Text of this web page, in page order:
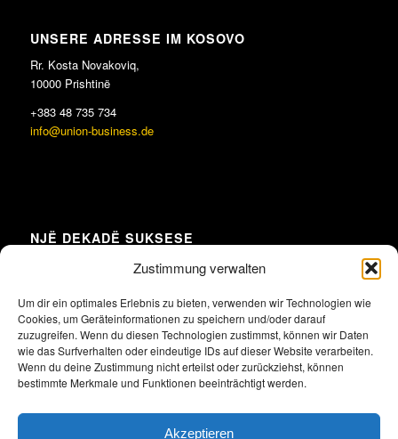
Zustimmung verwalten
Um dir ein optimales Erlebnis zu bieten, verwenden wir Technologien wie
Cookies, um Geräteinformationen zu speichern und/oder darauf
zuzugreifen. Wenn du diesen Technologien zustimmst, können wir Daten
wie das Surfverhalten oder eindeutige IDs auf dieser Website verarbeiten.
Wenn du deine Zustimmung nicht erteilst oder zurückziehst, können
bestimmte Merkmale und Funktionen beeinträchtigt werden.
Akzeptieren
UNSERE ADRESSE IM KOSOVO
Rr. Kosta Novakoviq,
10000 Prishtinë
+383 48 735 734
info@union-business.de
NJË DEKADË SUKSESE
Klicke hier, um Marketing-Cookies zu
akzeptieren und diesen Inhalt zu aktivieren